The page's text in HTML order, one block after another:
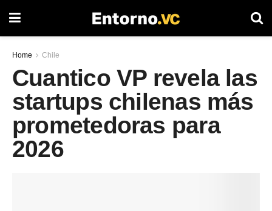
Home Chile
Cuantico VP revela las
startups chilenas más
prometedoras para
2026